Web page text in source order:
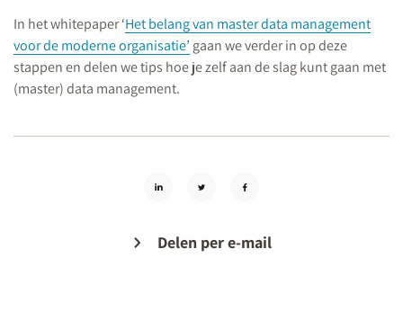
In het whitepaper ‘Het belang van master data management
voor de moderne organisatie’ gaan we verder in op deze
stappen en delen we tips hoe je zelf aan de slag kunt gaan met
(master) data management.
Delen per e-mail